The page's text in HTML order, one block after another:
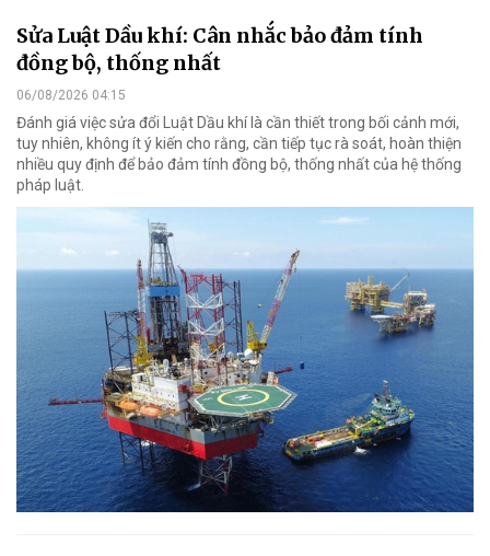
Sửa Luật Dầu khí: Cân nhắc bảo đảm tính
đồng bộ, thống nhất
06/08/2026 04:15
Đánh giá việc sửa đổi Luật Dầu khí là cần thiết trong bối cảnh mới,
tuy nhiên, không ít ý kiến cho rằng, cần tiếp tục rà soát, hoàn thiện
nhiều quy định để bảo đảm tính đồng bộ, thống nhất của hệ thống
pháp luật.